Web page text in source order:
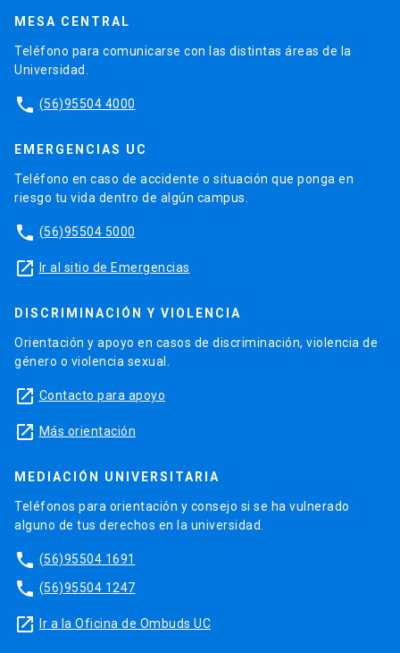
MESA CENTRAL
Teléfono para comunicarse con las distintas áreas de la
Universidad.
phone (56)95504 4000
EMERGENCIAS UC
Teléfono en caso de accidente o situación que ponga en
riesgo tu vida dentro de algún campus.
phone (56)95504 5000
launch Ir al sitio de Emergencias
DISCRIMINACIÓN Y VIOLENCIA
Orientación y apoyo en casos de discriminación, violencia de
género o violencia sexual.
launch Contacto para apoyo
launch Más orientación
MEDIACIÓN UNIVERSITARIA
Teléfonos para orientación y consejo si se ha vulnerado
alguno de tus derechos en la universidad.
phone (56)95504 1691
phone (56)95504 1247
launch Ir a la Oficina de Ombuds UC